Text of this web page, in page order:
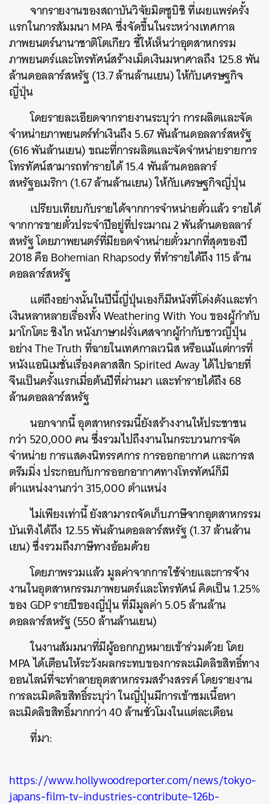
จากรายงานของสถาบันวิจัยมิตซูบิชิที่เผยแพร่ครั้ง
แรกในการสัมมนาMPAซึ่งจัดขึ้นในระหว่างเทศกาล
ภาพยนตร์นานาชาติโตเกียว ชี้ให้เห็นว่าอุตสาหกรรม
ภาพยนตร์และโทรทัศน์สร้างเม็ดเงินมหาศาลถึง125.8พัน
ล้านดอลลาร์สหรัฐ(13.7ล้านล้านเยน)ให้กับเศรษฐกิจ
ญี่ปุ่น
โดยรายละเอียดจากรายงานระบุว่าการผลิตและจัด
จำหน่ายภาพยนตร์ทำเงินถึง5.67พันล้านดอลลาร์สหรัฐ
(616พันล้านเยน)ขณะที่การผลิตและจัดจำหน่ายรายการ
โทรทัศน์สามารถทำรายได้15.4พันล้านดอลลาร์
สหรัฐอเมริกา(1.67ล้านล้านเยน)ให้กับเศรษฐกิจญี่ปุ่น
เปรียบเทียบกับรายได้จากการจำหน่ายตั๋วแล้วรายได้
จากการขายตั๋วประจำปีอยู่ที่ประมาณ2พันล้านดอลลาร์
สหรัฐโดยภาพยนตร์ที่มียอดจำหน่ายตั๋วมากที่สุดของปี
2018คือBohemian Rhapsodyที่ทำรายได้ถึง115ล้าน
ดอลลาร์สหรัฐ
แต่ถึงอย่างนั้นในปีนี้ญี่ปุ่นเองก็มีหนังที่โด่งดังและทำ
เงินหลาหลายเรื่องทั้งWeatheringWithYouของผู้กำกับ
มาโกโตะ ชิงไก หนังภาษาฝรั่งเศสจากผู้กำกับชาวญี่ปุ่น
อย่างTheTruthที่ฉายในเทศกาลเวนิส หรือแม้แต่การที่
หนังแอนิเมชั่นเรื่องคลาสสิกSpirited Awayได้ไปฉายที่
จีนเป็นครั้งแรกเมื่อต้นปีที่ผ่านมา และทำรายได้ถึง68
ล้านดอลลาร์สหรัฐ
นอกจากนี้อุตสาหกรรมนี้ยังสร้างงานให้ประชาชน
กว่า 520,000คนซึ่งรวมไปถึงงานในกระบวนการจัด
จำหน่ายการแสดงนิทรรศการการออกอากาศและการส
ตรีมมิ่งประกอบกับการออกอากาศทางโทรทัศน์ก็มี
ตำแหน่งงานกว่า315,000ตำแหน่ง
ไม่เพียงเท่านี้ยังสามารถจัดเก็บภาษีจากอุตสาหกรรม
บันเทิงได้ถึง12.55พันล้านดอลลาร์สหรัฐ(1.37ล้านล้าน
เยน)ซึ่งรวมถึงภาษีทางอ้อมด้วย
โดยภาพรวมแล้วมูลค่าจากการใช้จ่ายและการจ้าง
งานในอุตสาหกรรมภาพยนตร์และโทรทัศน์คิดเป็น1.25%
ของGDPรายปีของญี่ปุ่นที่มีมูลค่า5.05ล้านล้าน
ดอลลาร์สหรัฐ(550ล้านล้านเยน)
ในงานสัมมนาที่มีผู้ออกกฎหมายเข้าร่วมด้วยโดย
MPAได้เตือนให้ระวังผลกระทบของการละเมิดลิขสิทธิ์ทาง
ออนไลน์ที่จะทำลายอุตสาหกรรมสร้างสรรค์โดยรายงาน
การละเมิดลิขสิทธิ์ระบุว่าในญี่ปุ่นมีการเข้าชมเนื้อหา
ละเมิดลิขสิทธิ์มากกว่า40ล้านชั่วโมงในแต่ละเดือน
ที่มา:
https://www.hollywoodreporter.com/news/tokyo-
japans-film-tv-industries-contribute-126b-
ค้นหา
SHARE TWEET LINE EMAIL